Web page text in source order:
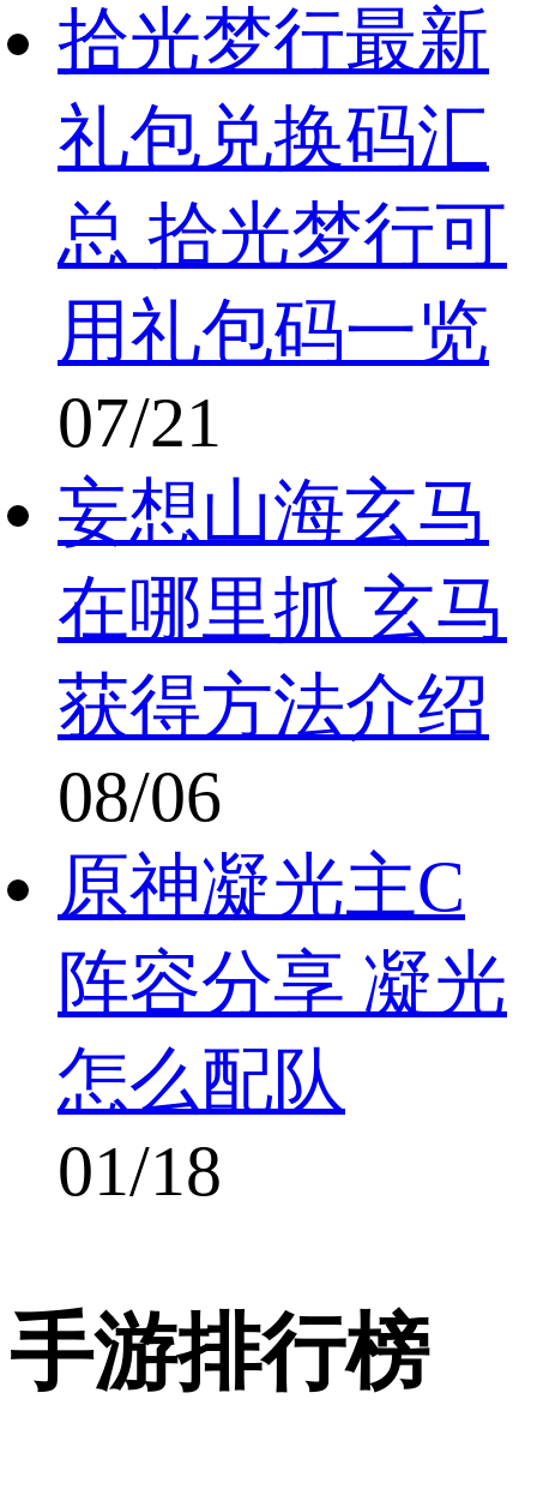
拾光梦行最新
礼包兑换码汇
总 拾光梦行可
用礼包码一览
07/21
妄想山海玄马
在哪里抓 玄马
获得方法介绍
08/06
原神凝光主C
阵容分享 凝光
怎么配队
01/18
手游排行榜